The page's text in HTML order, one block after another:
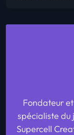
Fondateur
spécialiste du
Supercell